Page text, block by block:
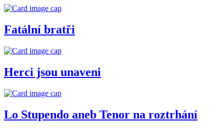
Fatální bratři
Herci jsou unaveni
Lo Stupendo aneb Tenor na roztrhání